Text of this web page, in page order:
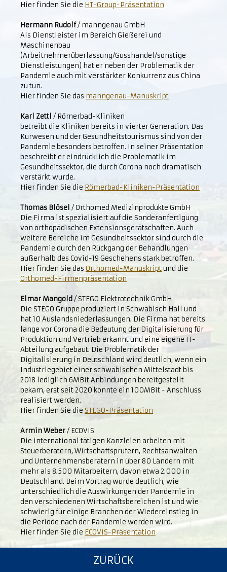
Hier finden Sie die HT-Group-Präsentation
Hermann Rudolf/ manngenau GmbH
Als Dienstleister im Bereich Gießerei und
Maschinenbau
(Arbeitnehmerüberlassung/Gusshandel/sonstige
Dienstleistungen) hat er neben der Problematik der
Pandemie auch mit verstärkter Konkurrenz aus China
zu tun.
Hier finden Sie das manngenau-Manuskript
Karl Zettl / Römerbad-Kliniken
betreibt die Kliniken bereits in vierter Generation. Das
Kurwesen und der Gesundheitstourismus sind von der
Pandemie besonders betroffen. In seiner Präsentation
beschreibt er eindrücklich die Problematik im
Gesundheitssektor, die durch Corona noch dramatisch
verstärkt wurde.
Hier finden Sie die Römerbad-Kliniken-Präsentation
Thomas Blösel / Orthomed Medizinprodukte GmbH
Die Firma ist spezialisiert auf die Sonderanfertigung
von orthopädischen Extensionsgerätschaften. Auch
weitere Bereiche im Gesundheitssektor sind durch die
Pandemie durch den Rückgang der Behandlungen
außerhalb des Covid-19 Geschehens stark betroffen.
Hier finden Sie das Orthomed-Manuskriptund die
Orthomed-Firmenpräsentation
Elmar Mangold / STEGO Elektrotechnik GmbH
Die STEGO Gruppe produziert in Schwäbisch Hall und
hat 10 Auslandsniederlassungen. Die Firma hat bereits
lange vor Corona die Bedeutung der Digitalisierung für
Produktion und Vertrieb erkannt und eine eigene IT-
Abteilung aufgebaut. Die Problematik der
Digitalisierung in Deutschland wird deutlich, wenn ein
Industriegebiet einer schwäbischen Mittelstadt bis
2018 lediglich 6MBit Anbindungen bereitgestellt
bekam, erst seit 2020 konnte ein 100MBit - Anschluss
realisiert werden.
Hier finden Sie die STEGO-Präsentation
Armin Weber/ ECOVIS
Die international tätigen Kanzleien arbeiten mit
Steuerberatern, Wirtschaftsprüfern, Rechtsanwälten
und Unternehmensberatern in über 80 Ländern mit
mehr als 8.500 Mitarbeitern, davon etwa 2.000 in
Deutschland. Beim Vortrag wurde deutlich, wie
unterschiedlich die Auswirkungen der Pandemie in
den verschiedenen Wirtschaftsbereichen ist und wie
schwierig für einige Branchen der Wiedereinstieg in
die Periode nach der Pandemie werden wird.
Hier finden Sie die ECOVIS-Präsentation
ZURÜCK